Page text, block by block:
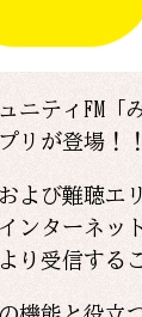
ニティFM「
リが登場！！
よび難聴エ
ンターネッ
り受信する